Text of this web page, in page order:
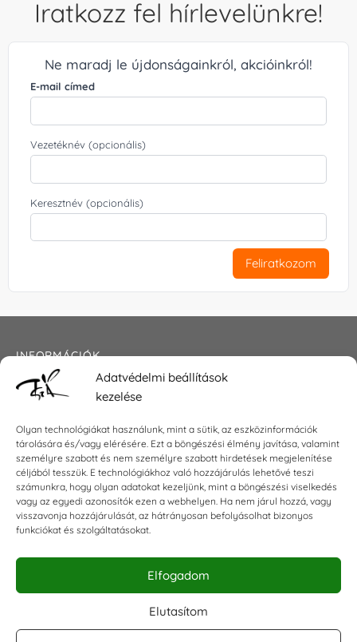
Adatvédelmi beállítások
kezelése
Olyan technológiákat használunk, mint a sütik, az eszközinformációk
tárolására és/vagy elérésére. Ezt a böngészési élmény javítása, valamint
személyre szabott és nem személyre szabott hirdetések megjelenítése
céljából tesszük. E technológiákhoz való hozzájárulás lehetővé teszi
számunkra, hogy olyan adatokat kezeljünk, mint a böngészési viselkedés
vagy az egyedi azonosítók ezen a webhelyen. Ha nem járul hozzá, vagy
visszavonja hozzájárulását, az hátrányosan befolyásolhat bizonyos
funkciókat és szolgáltatásokat.
Elfogadom
Elutasítom
Iratkozz fel hírlevelünkre!
Ne maradj le újdonságainkról, akcióinkról!
E-mail címed
Vezetéknév (opcionális)
Keresztnév (opcionális)
Feliratkozom
INFORMÁCIÓK
Általános szerződési feltételek
Impresszum
KAPCSOLAT
E-mail:shop@torokszilvi.com
Telefon: +36 30 6767872
KÖZÖSSÉGI